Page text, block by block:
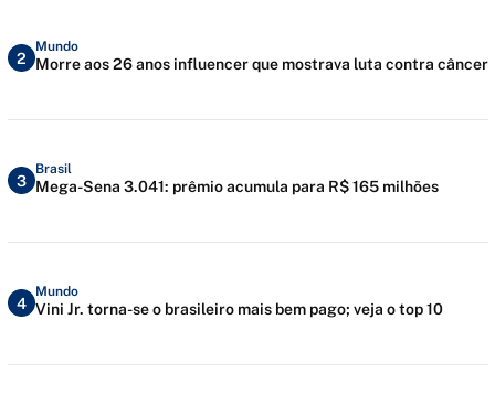
2
Mundo
Morre aos 26 anos influencer que mostrava luta contra câncer
3
Brasil
Mega-Sena 3.041: prêmio acumula para R$ 165 milhões
4
Mundo
Vini Jr. torna-se o brasileiro mais bem pago; veja o top 10